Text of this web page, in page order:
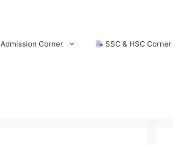
Admission Corner SSC & HSC Corner